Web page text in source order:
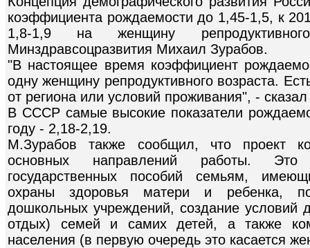
коэффициента рождаемости до 1,45-1,5, к
1,8-1,9 на женщину
Минздравсоцразвития Михаил Зурабов.
"В настоящее время коэффициент
одну женщину репродуктивного возраста.
от региона или условий проживания", -
В СССР самые высокие показатели
году - 2,18-2,19.
М.Зурабов также сообщил, что проект
основных направлений работы. Это
государственных пособий семьям,
охраны здоровья матери и ребенка,
дошкольных учреждений, создание условий
отдых) семей и самих детей, а также
населения (в первую очередь это касается